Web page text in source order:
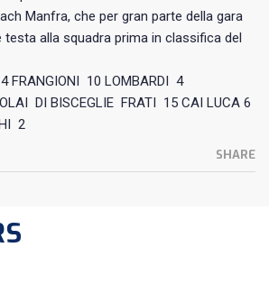
Manfra, che per gran parte della gara
alla squadra prima in classifica del
FRANGIONI 10 LOMBARDI 4
DI BISCEGLIE FRATI 15 CAI LUCA 6
2
SHARE